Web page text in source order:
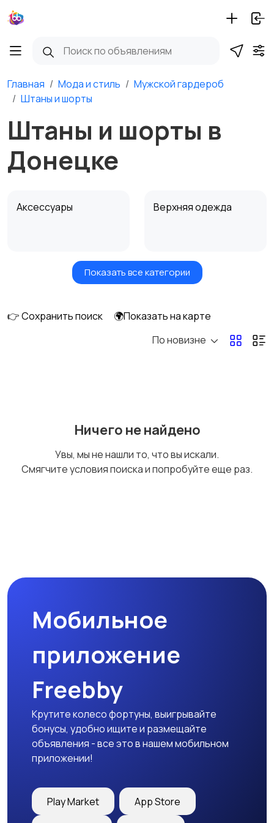
Главная Мода и стиль
Мужской гардероб
Штаны и шорты
Штаны и шорты в
Донецке
Аксессуары Верхняя одежда
Головные уборы Домашняя одежда
Нижнее белье
Футболки и поло Штаны и шорты
Другое
Показать все категории
👉 Сохранить поиск
🌍Показать на карте
По новизне
Ничего не найдено
Увы, мы не нашли то, что вы искали.
Смягчите условия поиска и попробуйте еще раз.
Мобильное
приложение
Freebby
Крутите колесо фортуны, выигрывайте
бонусы, удобно ищите и размещайте
объявления - все это в нашем мобильном
приложении!
Play Market App Store